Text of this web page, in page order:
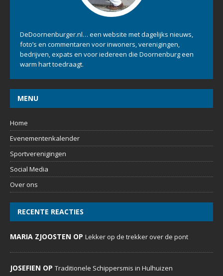
DeDoornenburger.nl… een website met dagelijks nieuws,
foto’s en commentaren voor inwoners, verenigingen,
bedrijven, expats en voor iedereen die Doornenburg een
warm hart toedraagt.
MENU
Home
Evenementenkalender
Sportverenigingen
Social Media
Over ons
RECENTE REACTIES
MARIA ZJOOSTEN OP Lekker op de trekker over de pont
JOSEFIEN OP Traditionele Schippersmis in Hulhuizen